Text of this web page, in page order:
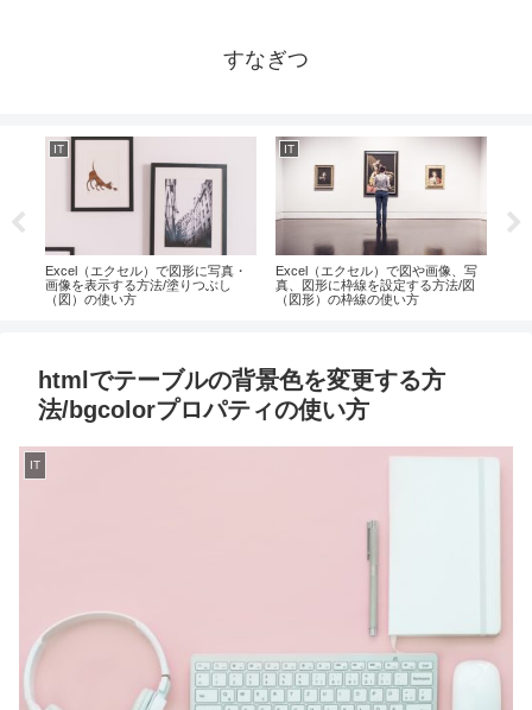
すなぎつ
IT
Excel（エクセル）で図形に写真・
画像を表示する方法/塗りつぶし
（図）の使い方
IT
Excel（エクセル）で図や画像、写
真、図形に枠線を設定する方法/図
（図形）の枠線の使い方
htmlでテーブルの背景色を変更する方
法/bgcolorプロパティの使い方
IT